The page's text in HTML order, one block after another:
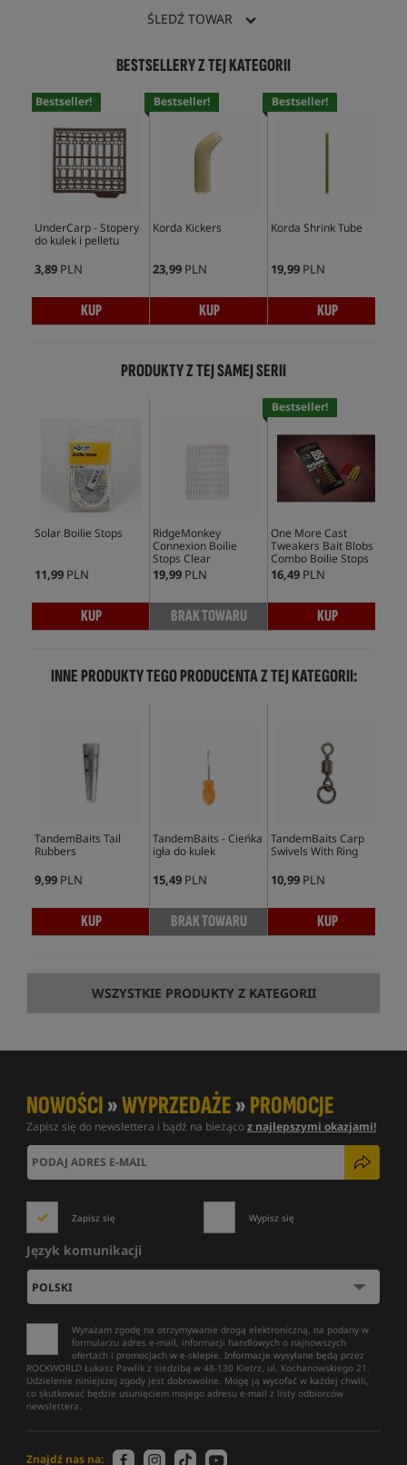
ŚLEDŹ TOWAR
BESTSELLERY Z TEJ KATEGORII
Bestseller!
UnderCarp - Stopery
do kulek i pelletu
3,89 PLN
KUP
Bestseller!
Korda Kickers
23,99 PLN
KUP
Bestseller!
Korda Shrink Tube
19,99 PLN
KUP
PRODUKTY Z TEJ SAMEJ SERII
Solar Boilie Stops
11,99 PLN
KUP
RidgeMonkey
Connexion Boilie
Stops Clear
19,99 PLN
BRAK TOWARU
Bestseller!
One More Cast
Tweakers Bait Blobs
Combo Boilie Stops
16,49 PLN
KUP
INNE PRODUKTY TEGO PRODUCENTA Z TEJ KATEGORII:
TandemBaits Tail
Rubbers
9,99 PLN
KUP
TandemBaits - Cieńka
igła do kulek
15,49 PLN
BRAK TOWARU
TandemBaits Carp
Swivels With Ring
10,99 PLN
KUP
WSZYSTKIE PRODUKTY Z KATEGORII
NOWOŚCI»WYPRZEDAŻE»PROMOCJE
Zapisz się do newslettera i bądź na bieżącoz najlepszymi okazjami!
Zapisz się Wypisz się
Język komunikacji
Wyrażam zgodę na otrzymywanie drogą elektroniczną, na podany w
formularzu adres e-mail, informacji handlowych o najnowszych
ofertach i promocjach w e-sklepie. Informacje wysyłane będą przez
ROCKWORLD Łukasz Pawlik z siedzibą w 48-130 Kietrz, ul. Kochanowskiego 21.
Udzielenie niniejszej zgody jest dobrowolne. Mogę ją wycofać w każdej chwili,
co skutkować będzie usunięciem mojego adresu e-mail z listy odbiorców
newslettera.
Znajdź nas na: